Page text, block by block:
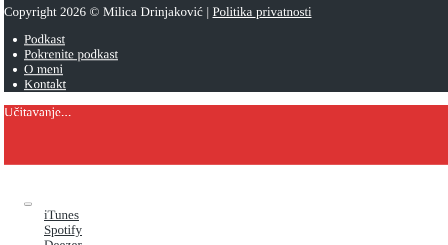
Copyright 2026 © Milica Drinjaković | Politika privatnosti
Podkast
Pokrenite podkast
O meni
Kontakt
iTunes
Spotify